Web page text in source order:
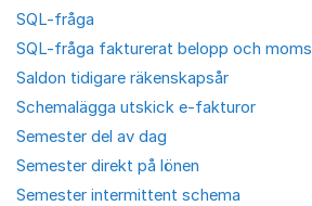
SQL-fråga
SQL-fråga fakturerat belopp och moms
Saldon tidigare räkenskapsår
Schemalägga utskick e-fakturor
Semester del av dag
Semester direkt på lönen
Semester intermittent schema